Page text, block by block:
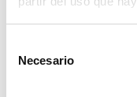
Necesario
ser un punto
en los
trata de